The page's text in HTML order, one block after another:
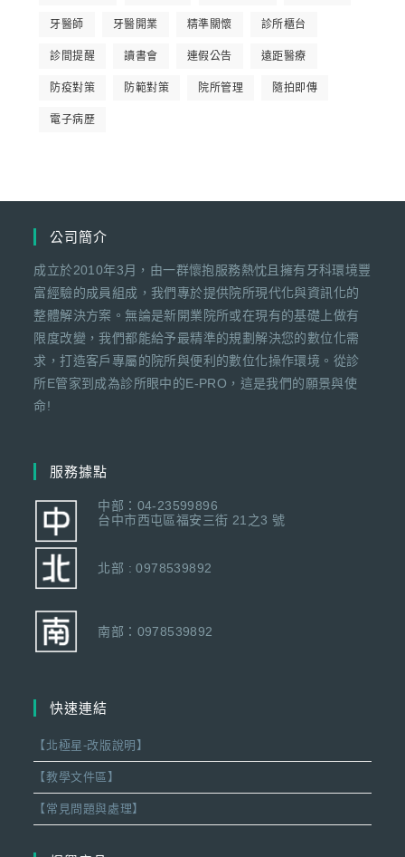
牙醫師 牙醫開業 精準關懷 診所櫃台
診間提醒 讀書會 連假公告 遠距醫療
防疫對策 防範對策 院所管理 隨拍即傳
電子病歷
公司簡介
成立於2010年3月，由一群懷抱服務熱忱且擁有牙科環境豐
富經驗的成員組成，我們專於提供院所現代化與資訊化的
整體解決方案。無論是新開業院所或在現有的基礎上做有
限度改變，我們都能給予最精準的規劃解決您的數位化需
求，打造客戶專屬的院所與便利的數位化操作環境。從診
所E管家到成為診所眼中的E-PRO，這是我們的願景與使
命!
服務據點
中部：04-23599896
台中市西屯區福安三街 21之3 號
北部 : 0978539892
南部：0978539892
快速連結
【北極星-改版說明】
【教學文件區】
【常見問題與處理】